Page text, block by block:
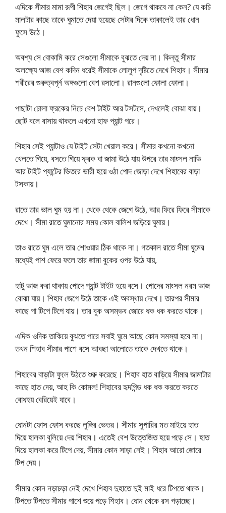
এদিকে সীমার মামা রূপী শিহাব জেগেই ছিল। জেগে থাকবে না কেন? যে কচি
মালটার কাছে তাকে ঘুমাতে দেয়া হয়েছে সেটার দিকে তাকালেই তার ধোন
ফুসে উঠে।
অবশ্য সে বোকামি করে সেগুলো সীমাকে বুঝতে দেয় না। কিন্তু সীমার
অলক্ষ্যে আজ বেশ কদিন ধরেই সীমাকে লোলুপ দৃষ্টিতে দেখে শিহাব। সীমার
শরীরের গুরুত্বপূর্ন অঙ্গগুলো বেশ রসালো। রানগুলো ফোলা ফোলা।
পাছাটা ঢোলা ফ্রকের নিচে বেশ টাইট আর টসটসে, দেখলেই বোঝা যায়।
ছোট বলে বাসায় থাকলে এখনো হাফ প্যান্ট পরে।
শিহাব সেই প্যান্টাও যে টাইট সেটা খেয়াল করে। সীমার কখনো কখনো
খেলতে গিয়ে, বসতে গিয়ে ফ্রক বা জামা উঠে যায় উপরে তার মাংসল নাভি
আর টাইট প্যান্টের ভিতরে ভারী হয়ে ওঠা পোদ জোড়া দেখে শিহাবের বাড়া
টসকায়।
রাতে তার ভাল ঘুম হয় না। থেকে থেকে জেগে উঠে, আর ফিরে ফিরে সীমাকে
দেখে। সীমা রাতে ঘুমানোর সময় কোল বালিশ জড়িয়ে ঘুমায়।
তাও রাতে ঘুম এলে তার শোওয়ার ঠিক থাকে না। গতকাল রাতে সীমা ঘুমের
মধ্যেই পাশ ফেরে ফলে তার জামা বুকের ওপর উঠে যায়,
হাটু ভাজ করা থাকায় পোদে প্যান্ট টাইট হয়ে বসে। পোদের মাংসল নরম ভাজ
বোঝা যায়। শিহাব জেগে উঠে তাকে এই অবস্থায় দেখে। তারপর সীমার
কাছে পা টিপে টিপে যায়। তার বুক অসম্ভব জোরে ধক ধক করতে থাকে।
এদিক ওদিক তাকিয়ে বুঝতে পারে সবাই ঘুমে আছে কোন সমস্যা হবে না।
তখন শিহাব সীমার পাশে বসে আবছা আলোতে তাকে দেখতে থাকে।
শিহাবের বাড়াটা ফুলে উঠতে শুরু করেছে। শিহাব হাত বাড়িয়ে সীমার জামাটার
কাছে হাত দেয়, আহ কি কোমল! শিহাবের হৃদপিন্ড ধক ধক করতে করতে
বোধহয় বেরিয়েই যাবে।
ধোনটা ফোস ফোস করছে লুঙ্গির ভেতর। সীমার সুপারির মত মাইয়ে হাত
দিয়ে হালকা বুলিয়ে দেয় শিহাব। এতেই বেশ উত্তেজিত হয়ে পড়ে সে। হাত
দিয়ে হালকা করে টিপে দেয়, সীমার কোন সাড়া নেই। শিহাব আরো জোরে
টিপ দেয়।
সীমার কোন নড়াচড়া নেই দেখে শিহাব দুহাতে দুই মাই ধরে টিপতে থাকে।
টিপতে টিপতে সীমার পাশে শুয়ে পড়ে শিহাব। ধোন থেকে রস গড়াচ্ছে।